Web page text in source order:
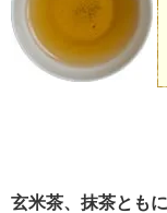
玄米茶、抹茶とも